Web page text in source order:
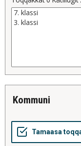
kommuni